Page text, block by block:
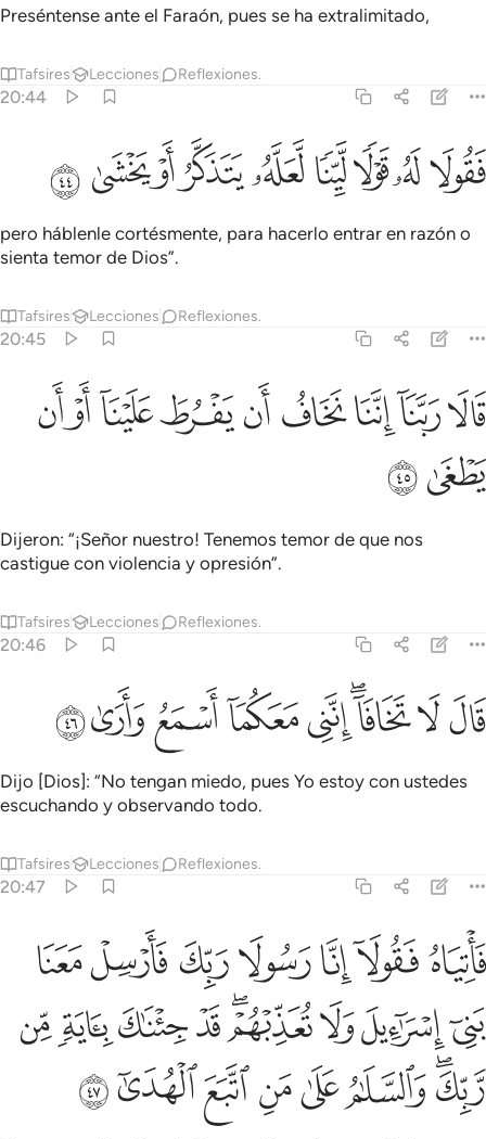
Preséntense ante el Faraón, pues se ha extralimitado,
Tafsires Lecciones Reflexiones.
20:44
فقولا له قولا لينا لعله يتذكر او يخشى ٤٤
فَقُولَا لَهُۥ قَوْلًۭا لَّيِّنًۭا لَّعَلَّهُۥ يَتَذَكَّرُ أَوْ يَخْشَىٰ ٤٤
ﲘﲙﲚﲛﲜﲝﲞﲟ ﲠ
pero háblenle cortésmente, para hacerlo entrar en razón o
sienta temor de Dios”.
Tafsires Lecciones Reflexiones.
20:45
قالا ربنا اننا نخاف ان يفرط علينا او ان يطغى ٤٥
قَالَا رَبَّنَآ إِنَّنَا نَخَافُ أَن يَفْرُطَ عَلَيْنَآ أَوْ أَن يَطْغَىٰ ٤٥
ﲡﲢﲣﲤﲥﲦﲧﲨﲩ
ﲪﲫ
Dijeron: “¡Señor nuestro! Tenemos temor de que nos
castigue con violencia y opresión”.
Tafsires Lecciones Reflexiones.
20:46
قال لا تخافا انني معكما اسمع وارى ٤٦
قَالَ لَا تَخَافَآ ۖ إِنَّنِى مَعَكُمَآ أَسْمَعُ وَأَرَىٰ ٤٦
ﲬﲭﲮﲯﲰﲱﲲﲳﲴ
Dijo [Dios]: “No tengan miedo, pues Yo estoy con ustedes
escuchando y observando todo.
Tafsires Lecciones Reflexiones.
20:47
فاتياه فقولا انا رسولا ربك فارسل معنا بني اسراييل ولا تعذبهم قد
فَأْتِيَاهُ فَقُولَآ إِنَّا رَسُولَا رَبِّكَ فَأَرْسِلْ مَعَنَا بَنِىٓ إِسْرَٰٓءِيلَ
ﲵﲶﲷﲸﲹﲺﲻ
ﲼﲽﲾﲿﳀﳁﳂﳃﳄ
ﳅﳆﳇﳈﳉﳊﳋﳌ